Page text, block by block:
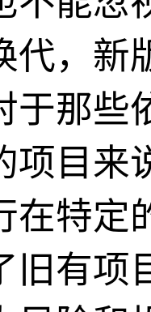
代，新
于那些
项目来
在特定
旧有项